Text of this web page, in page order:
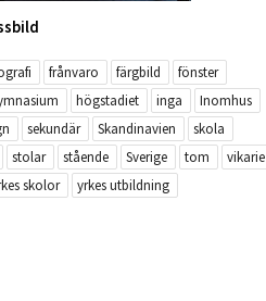
frånvaro färgbild
fönster
högstadiet inga
Inomhus
sekundär Skandinavien
skola
stolar stående Sverige tom
vikarie
skolor
yrkes utbildning